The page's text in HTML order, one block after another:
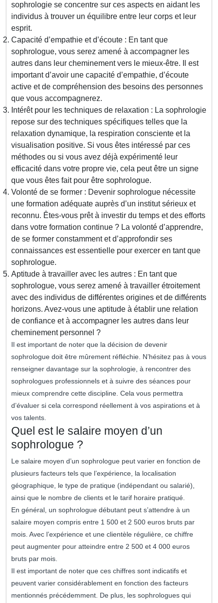
sophrologie se concentre sur ces aspects en aidant les
individus à trouver un équilibre entre leur corps et leur
esprit.
Capacité d’empathie et d’écoute : En tant que
sophrologue, vous serez amené à accompagner les
autres dans leur cheminement vers le mieux-être. Il est
important d’avoir une capacité d’empathie, d’écoute
active et de compréhension des besoins des personnes
que vous accompagnerez.
Intérêt pour les techniques de relaxation : La sophrologie
repose sur des techniques spécifiques telles que la
relaxation dynamique, la respiration consciente et la
visualisation positive. Si vous êtes intéressé par ces
méthodes ou si vous avez déjà expérimenté leur
efficacité dans votre propre vie, cela peut être un signe
que vous êtes fait pour être sophrologue.
Volonté de se former : Devenir sophrologue nécessite
une formation adéquate auprès d’un institut sérieux et
reconnu. Êtes-vous prêt à investir du temps et des efforts
dans votre formation continue ? La volonté d’apprendre,
de se former constamment et d’approfondir ses
connaissances est essentielle pour exercer en tant que
sophrologue.
Aptitude à travailler avec les autres : En tant que
sophrologue, vous serez amené à travailler étroitement
avec des individus de différentes origines et de différents
horizons. Avez-vous une aptitude à établir une relation
de confiance et à accompagner les autres dans leur
cheminement personnel ?
Il est important de noter que la décision de devenir
sophrologue doit être mûrement réfléchie. N’hésitez pas à vous
renseigner davantage sur la sophrologie, à rencontrer des
sophrologues professionnels et à suivre des séances pour
mieux comprendre cette discipline. Cela vous permettra
d’évaluer si cela correspond réellement à vos aspirations et à
vos talents.
Quel est le salaire moyen d’un
sophrologue ?
Le salaire moyen d’un sophrologue peut varier en fonction de
plusieurs facteurs tels que l’expérience, la localisation
géographique, le type de pratique (indépendant ou salarié),
ainsi que le nombre de clients et le tarif horaire pratiqué.
En général, un sophrologue débutant peut s’attendre à un
salaire moyen compris entre 1 500 et 2 500 euros bruts par
mois. Avec l’expérience et une clientèle régulière, ce chiffre
peut augmenter pour atteindre entre 2 500 et 4 000 euros
bruts par mois.
Il est important de noter que ces chiffres sont indicatifs et
peuvent varier considérablement en fonction des facteurs
mentionnés précédemment. De plus, les sophrologues qui